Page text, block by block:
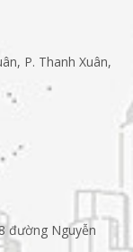
P. Thanh Xuân,
đường Nguyễn